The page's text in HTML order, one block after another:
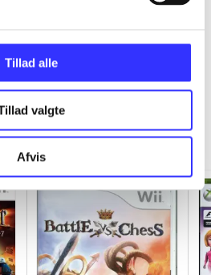
Tillad alle
valgte
Afvis